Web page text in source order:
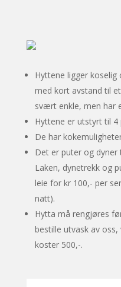
Hyttene ligger
med kort avstand til
svært enkle, men har
Hyttene er utstyrt til 4
De har
Det er puter og dyner
Laken, dynetrekk og
leie for kr 100,- per
natt).
Hytta må rengjøres
bestille utvask av
koster 500,-.